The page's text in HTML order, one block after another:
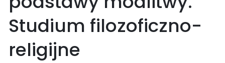
Studium filozoficzno-
religijne